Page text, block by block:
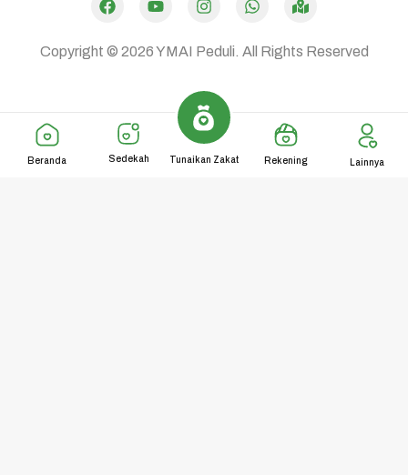
Copyright © 2026YMAI Peduli. All Rights Reserved
Beranda Sedekah Tunaikan Zakat Rekening Lainnya